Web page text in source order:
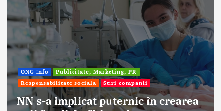
Afaceri & Economie
Publicitate, Marketing, PR
Stiri companii